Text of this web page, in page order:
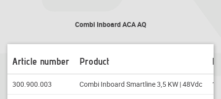
Combi Inboard ACA AQ
Article number Product
300.900.003 Combi Inboard Smartline 3,5 KW | 48Vdc